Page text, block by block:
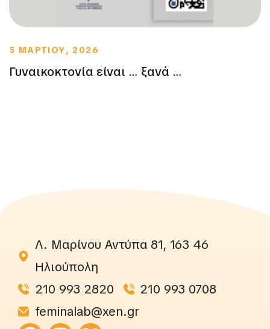
5 ΜΑΡΤΙΟΥ, 2026
Γυναικοκτονία είναι … ξανά …
Λ. Μαρίνου Αντύπα 81, 163 46
Ηλιούπολη
210 993 2820
210 993 0708
feminalab@xen.gr